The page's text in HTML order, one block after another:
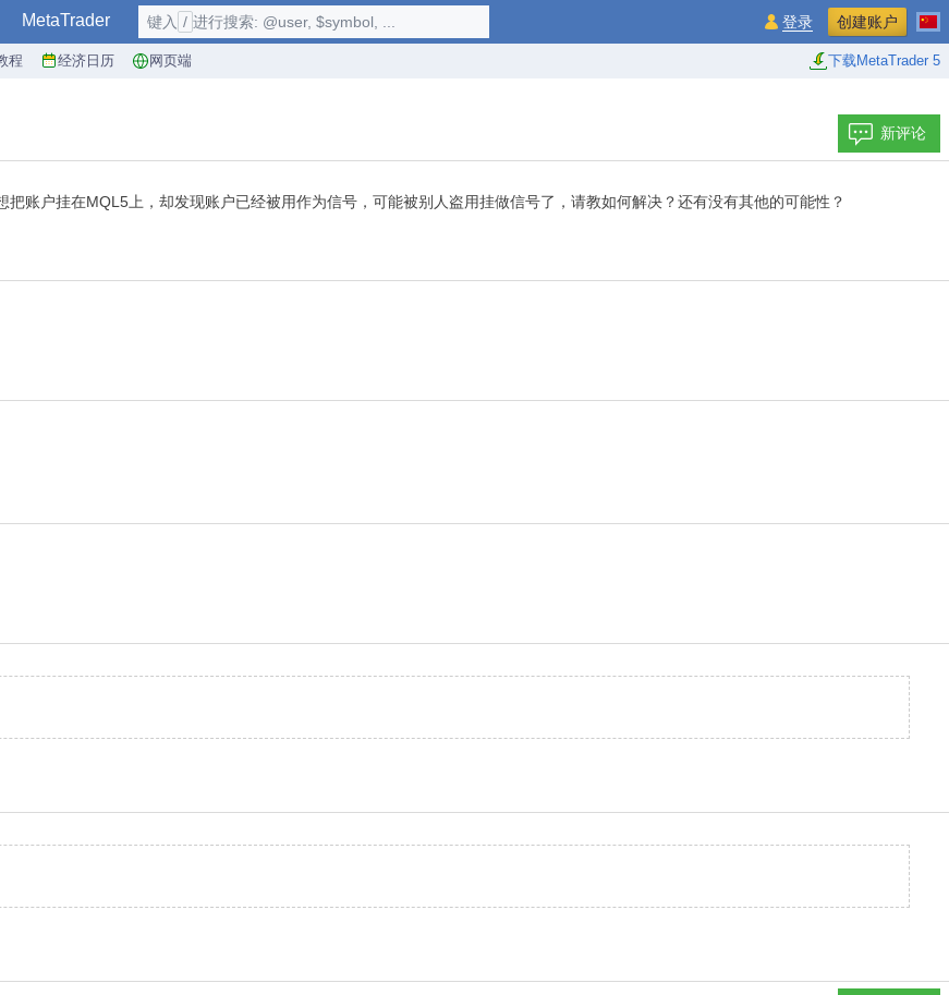
MetaTrader
程 经济日历 网页端 下载MetaTrader 5
键入 / 进行搜索: @user, $symbol, ... 登录 创建账户
新评论
账户挂在MQL5上，却发现账户已经被用作为信号，可能被别人盗用挂做信号了，请教如何解决？还有没有其他的可能性？